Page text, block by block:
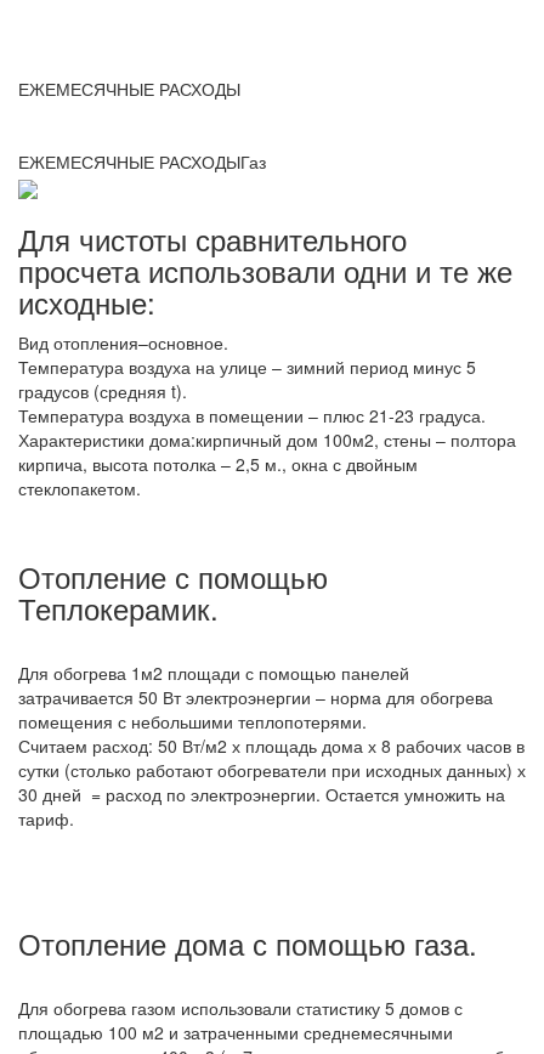
ЕЖЕМЕСЯЧНЫЕ РАСХОДЫ
ЕЖЕМЕСЯЧНЫЕ РАСХОДЫГаз
Для чистоты сравнительного
просчета использовали одни и те же
исходные:
Вид отопления–основное.
Температура воздуха на улице – зимний период минус 5
градусов (средняя t).
Температура воздуха в помещении – плюс 21-23 градуса.
Характеристики дома:кирпичный дом 100м2, стены – полтора
кирпича, высота потолка – 2,5 м., окна с двойным
стеклопакетом.
Отопление с помощью
Теплокерамик.
Для обогрева 1м2 площади с помощью панелей
затрачивается 50 Вт электроэнергии – норма для обогрева
помещения с небольшими теплопотерями.
Считаем расход: 50 Вт/м2 х площадь дома х 8 рабочих часов в
сутки (столько работают обогреватели при исходных данных) х
30 дней = расход по электроэнергии. Остается умножить на
тариф.
Отопление дома с помощью газа.
Для обогрева газом использовали статистику 5 домов с
площадью 100 м2 и затраченными среднемесячными